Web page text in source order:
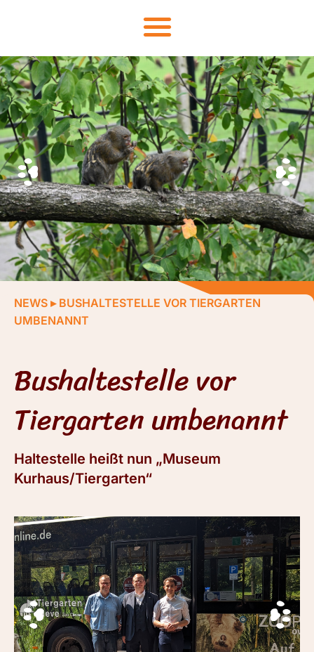
NEWS ▸ BUSHALTESTELLE VOR TIERGARTEN
UMBENANNT
Bushaltestelle vor
Tiergarten umbenannt
Haltestelle heißt nun „Museum
Kurhaus/Tiergarten“